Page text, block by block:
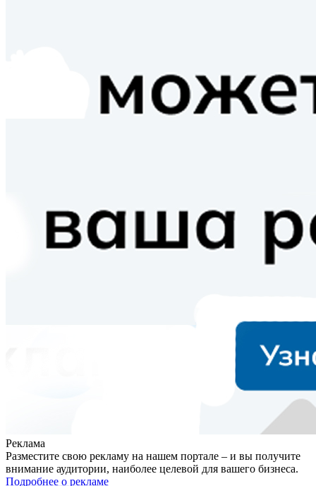
Реклама
Разместите свою рекламу на нашем портале – и вы получите
внимание аудитории, наиболее целевой для вашего бизнеса.
Подробнее о рекламе